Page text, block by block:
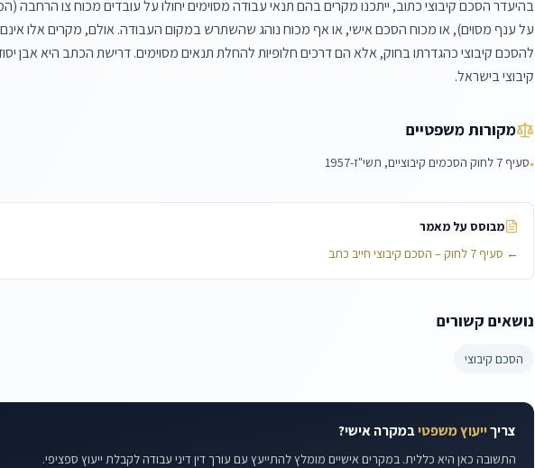
קיבוצי בישראל.
מקורות משפטיים
▪סעיף 7 לחוק הסכמים קיבוציים, תשי"ז-1957
מבוסס על מאמר
← סעיף 7 לחוק – הסכם קיבוצי חייב כתב
נושאים קשורים
הסכם קיבוצי
צריךייעוץ משפטיבמקרה אישי?
התשובה כאן היא כללית. במקרים אישיים מומלץ להתייעץ עם עורך דין דיני עבודה לקבלת ייעוץ ספציפי.